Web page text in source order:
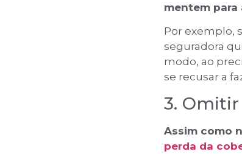
mentem para
Por exemplo,
seguradora
modo, ao
se recusar a
3.
Assim como
perda da